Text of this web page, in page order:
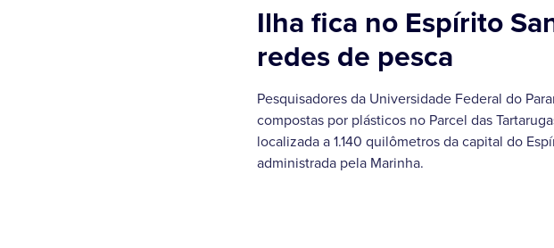
Ilha fica no Espírito
redes de pesca
Pesquisadores da Universidade Federal do
compostas por plásticos no Parcel das
localizada a 1.140 quilômetros da capital do
administrada pela Marinha.